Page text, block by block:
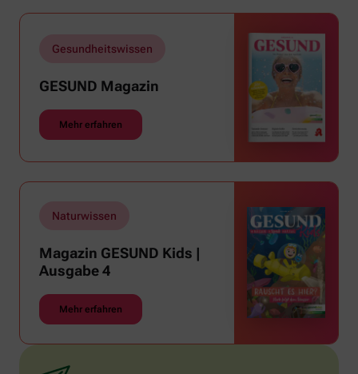
Gesundheitswissen
GESUND Magazin
Mehr erfahren
Naturwissen
Magazin GESUND Kids |
Ausgabe 4
Mehr erfahren